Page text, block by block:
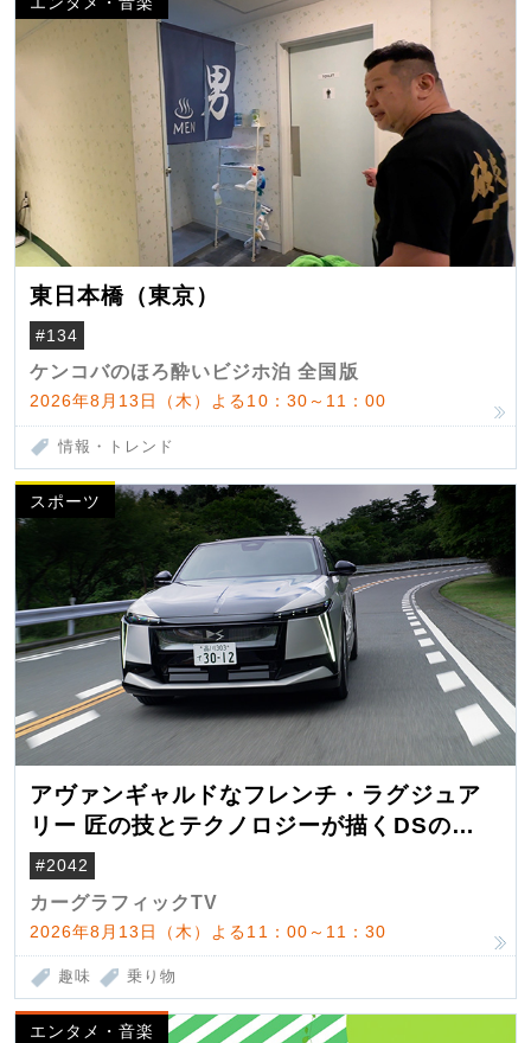
東日本橋（東京）
#134
ケンコバのほろ酔いビジホ泊 全国版
2026年8月13日（木）よる10：30～11：00
情報・トレンド
スポーツ
アヴァンギャルドなフレンチ・ラグジュア
リー 匠の技とテクノロジーが描くDSの世
界観
#2042
カーグラフィックTV
2026年8月13日（木）よる11：00～11：30
趣味 乗り物
エンタメ・音楽